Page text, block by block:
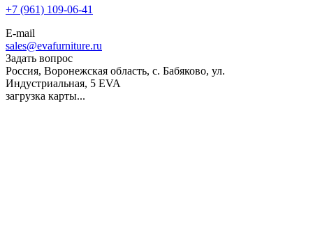
+7 (961) 109-06-41
E-mail
sales@evafurniture.ru
Задать вопрос
Россия, Воронежская область, с. Бабяково, ул.
Индустриальная, 5 EVA
загрузка карты...